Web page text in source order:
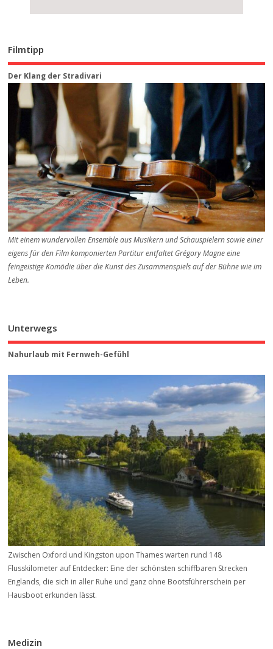
Filmtipp
Der Klang der Stradivari
Mit einem wundervollen Ensemble aus Musikern und Schauspielern sowie einer
eigens für den Film komponierten Partitur entfaltet Grégory Magne eine
feingeistige Komödie über die Kunst des Zusammenspiels auf der Bühne wie im
Leben.
Unterwegs
Nahurlaub mit Fernweh-Gefühl
Zwischen Oxford und Kingston upon Thames warten rund 148
Flusskilometer auf Entdecker: Eine der schönsten schiffbaren Strecken
Englands, die sich in aller Ruhe und ganz ohne Bootsführerschein per
Hausboot erkunden lässt.
Medizin